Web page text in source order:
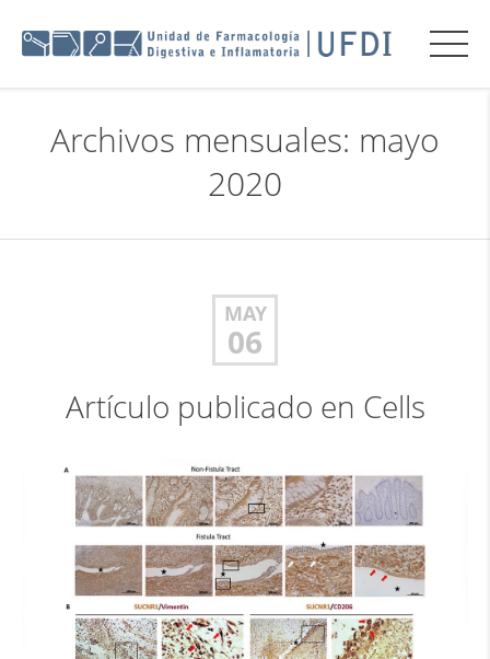
Archivos mensuales: mayo
2020
MAY
06
Artículo publicado en Cells